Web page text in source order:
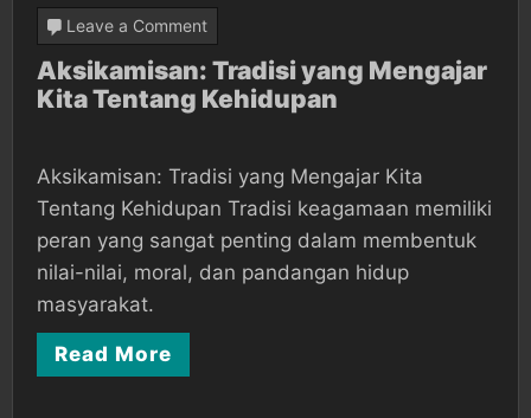
Leave a Commenton
Aksikamisan:
Tradisi
Mengajar
Kita
Tentang
Kehidupan
Aksikamisan: Tradisi yang Mengajar
Kita Tentang Kehidupan
Aksikamisan: Tradisi yang Mengajar Kita
Tentang Kehidupan Tradisi keagamaan memiliki
peran yang sangat penting dalam membentuk
nilai-nilai, moral, dan pandangan hidup
masyarakat.
Read More